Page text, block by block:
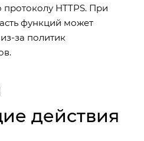
HTTPS. При
функций может
за политик
действия